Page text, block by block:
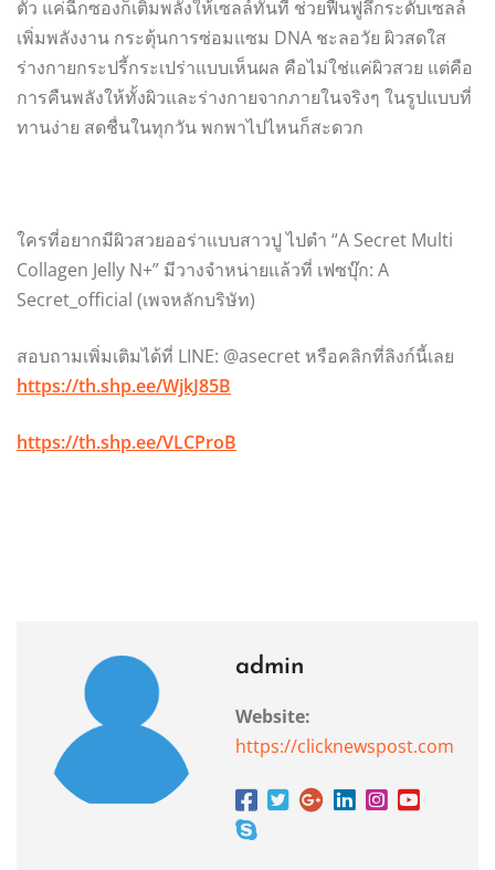
ตัว แค่ฉีกซองก็เติมพลังให้เซลล์ทันที ช่วยฟื้นฟูลึกระดับเซลล์
เพิ่มพลังงาน กระตุ้นการซ่อมแซม DNA ชะลอวัย ผิวสดใส
ร่างกายกระปรี้กระเปร่าแบบเห็นผล คือไม่ใช่แค่ผิวสวย แต่คือ
การคืนพลังให้ทั้งผิวและร่างกายจากภายในจริงๆ ในรูปแบบที่
ทานง่าย สดชื่นในทุกวัน พกพาไปไหนก็สะดวก
ใครที่อยากมีผิวสวยออร่าแบบสาวปู ไปตำ “A Secret Multi
Collagen Jelly N+” มีวางจำหน่ายแล้วที่ เฟซบุ๊ก: A
Secret_official (เพจหลักบริษัท)
สอบถามเพิ่มเติมได้ที่ LINE: @asecret หรือคลิกที่ลิงก์นี้เลย
https://th.shp.ee/WjkJ85B
https://th.shp.ee/VLCProB
admin
Website:
https://clicknewspost.com